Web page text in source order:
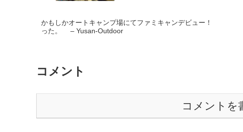
かもしかオートキャンプ場にてファミキャンデビュー！
った。 – Yusan-Outdoor
コメント
コメントを